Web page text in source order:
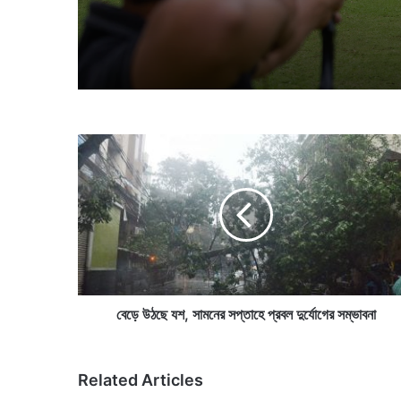
বে
ড়ে
উ
ঠ
ছে
য
শ
,
সা
প্তা
বেড়ে উঠছে যশ, সামনের সপ্তাহে প্রবল দুর্যোগের সম্ভাবনা
Related Articles